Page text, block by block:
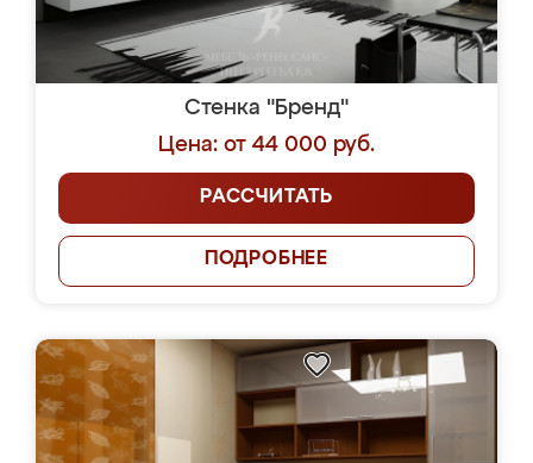
Стенка "Бренд"
Цена: от 44 000 руб.
РАССЧИТАТЬ
ПОДРОБНЕЕ